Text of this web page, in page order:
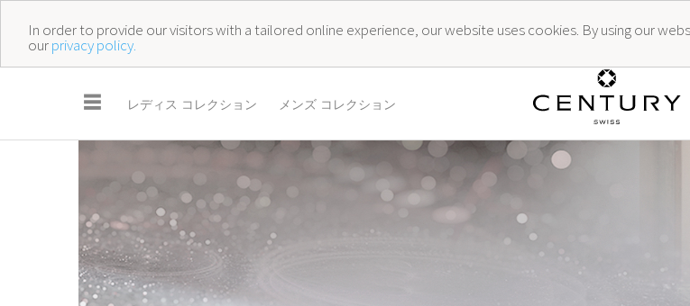
In order to provide our visitors with a tailored online experience, our website uses cookies. By using our
ourprivacy policy.
☰ レディス コレクション メンズ コレクション